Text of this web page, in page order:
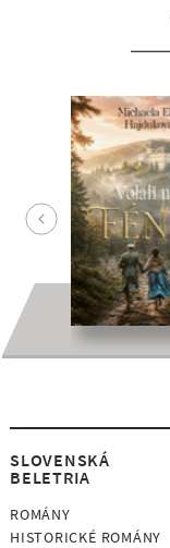
SLOVENSKÁ
BELETRIA
ROMÁNY
HISTORICKÉ ROMÁNY